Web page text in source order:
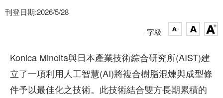
刊登日期:2026/5/28
字級
Konica Minolta與日本產業技術綜合研究所(AIST)建
立了一項利用人工智慧(AI)將複合樹脂混煉與成型條
件予以最佳化之技術。此技術結合雙方長期累積的